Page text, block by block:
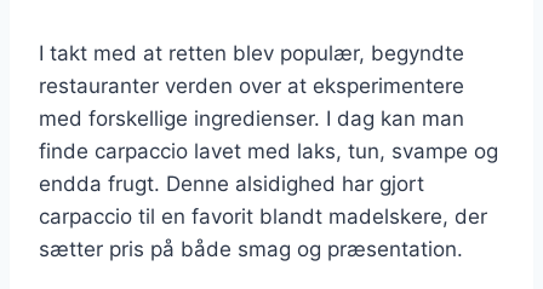
I takt med at retten blev populær, begyndte
restauranter verden over at eksperimentere
med forskellige ingredienser. I dag kan man
finde carpaccio lavet med laks, tun, svampe og
endda frugt. Denne alsidighed har gjort
carpaccio til en favorit blandt madelskere, der
sætter pris på både smag og præsentation.